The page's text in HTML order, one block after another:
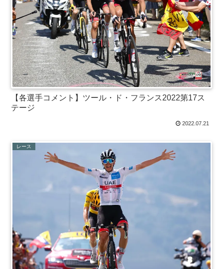
【各選手コメント】ツール・ド・フランス2022第17ス
テージ
2022.07.21
レース